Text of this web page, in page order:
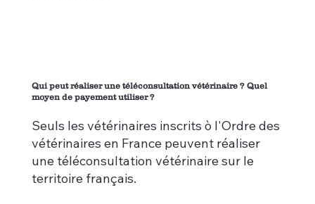
Qui peut réaliser une téléconsultation vétérinaire ? Quel
moyen de payement utiliser ?
Seuls les vétérinaires inscrits ò l'Ordre des
vétérinaires en France peuvent réaliser
une téléconsultation vétérinaire sur le
territoire français.